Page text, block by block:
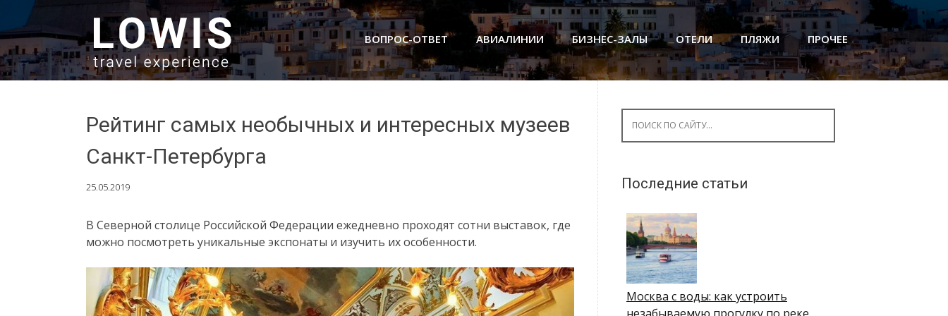
SKIP TO CONTENT ПРОЧЕЕ
ПЛЯЖИ
ОТЕЛИ
БИЗНЕС-ЗАЛЫ
АВИАЛИНИИ
ВОПРОС-ОТВЕТ
Рейтинг самых необычных и интересных музеев
Санкт-Петербурга
25.05.2019
В Северной столице Российской Федерации ежедневно проходят сотни выставок, где
можно посмотреть уникальные экспонаты и изучить их особенности.
Последние статьи
Москва с воды: как устроить